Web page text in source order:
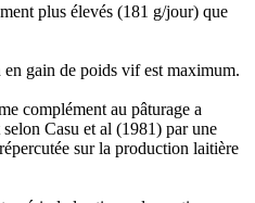
plus élevés (181 g/jour) que
gain de poids vif est maximum.
complément au pâturage a
Casu et al (1981) par une
sur la production laitière